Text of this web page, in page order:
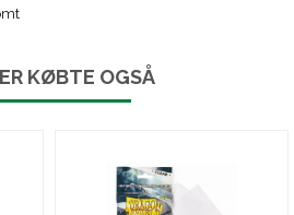
KØBTE OGSÅ